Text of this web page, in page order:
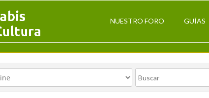
NUESTRO FORO GUÍAS